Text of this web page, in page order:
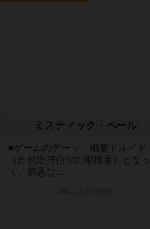
ミスティック・ベール
■ゲームのテーマ、概要ドルイド
（自然崇拝信仰の聖職者）となっ
て、邪悪な...